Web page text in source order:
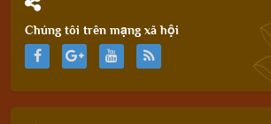
Chúng tôi trên mạng xã hội